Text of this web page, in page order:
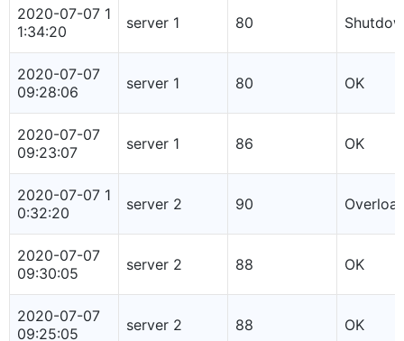
2020-07-07 1
1:34:20
server 1 80
2020-07-07
09:28:06
server 1 80 OK
2020-07-07
09:23:07
server 1 86 OK
2020-07-07 1
0:32:20
server 2 90
2020-07-07
09:30:05
server 2 88 OK
2020-07-07
09:25:05
server 2 88 OK